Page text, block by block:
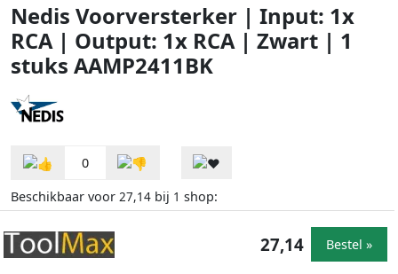
Nedis Voorversterker | Input: 1x
RCA | Output: 1x RCA | Zwart | 1
stuks AAMP2411BK
0
Beschikbaar voor 27,14 bij 1 shop:
27,14 Bestel »